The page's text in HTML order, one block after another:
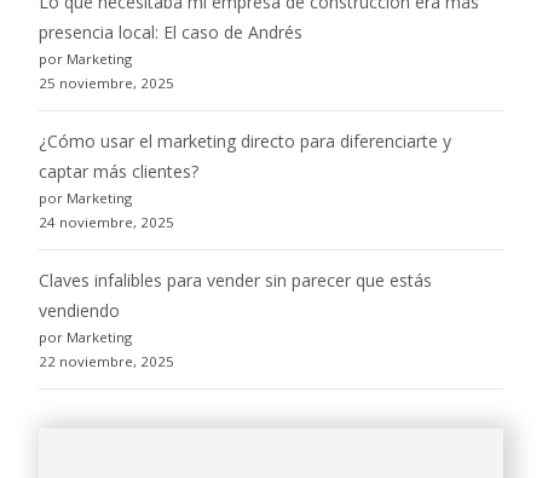
presencia local: El caso de Andrés
por Marketing
25 noviembre, 2025
¿Cómo usar el marketing directo para diferenciarte y
captar más clientes?
por Marketing
24 noviembre, 2025
Claves infalibles para vender sin parecer que estás
vendiendo
por Marketing
22 noviembre, 2025